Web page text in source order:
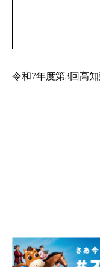
令和7年度第3回高知